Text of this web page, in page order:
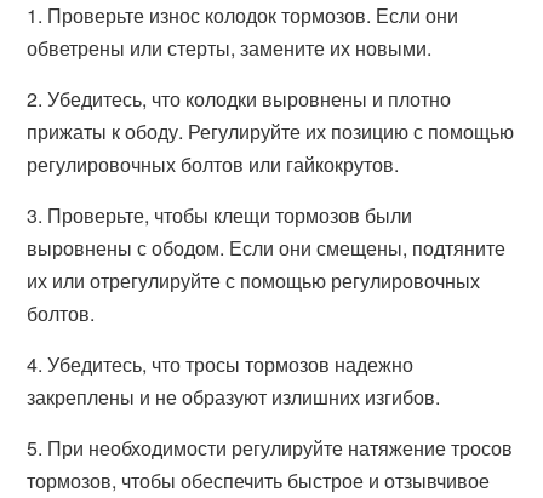
1. Проверьте износ колодок тормозов. Если они
обветрены или стерты, замените их новыми.
2. Убедитесь, что колодки выровнены и плотно
прижаты к ободу. Регулируйте их позицию с помощью
регулировочных болтов или гайкокрутов.
3. Проверьте, чтобы клещи тормозов были
выровнены с ободом. Если они смещены, подтяните
их или отрегулируйте с помощью регулировочных
болтов.
4. Убедитесь, что тросы тормозов надежно
закреплены и не образуют излишних изгибов.
5. При необходимости регулируйте натяжение тросов
тормозов, чтобы обеспечить быстрое и отзывчивое